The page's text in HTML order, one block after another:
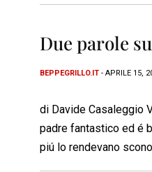
Due parole
BEPPEGRILLO.IT - APRILE 15,
di Davide Casaleggio
padre fantastico ed é
piú lo rendevano